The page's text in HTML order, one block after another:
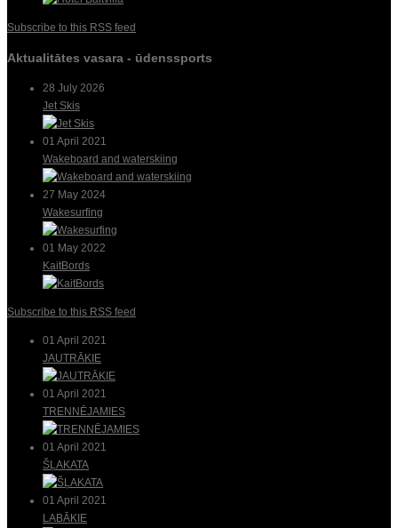
Subscribe to this RSS feed
Aktualitātes vasara - ūdenssports
28 July 2026
Jet Skis
01 April 2021
Wakeboard and waterskiing
27 May 2024
Wakesurfing
01 May 2022
KaitBords
Subscribe to this RSS feed
01 April 2021
JAUTRĀKIE
01 April 2021
TRENNĒJAMIES
01 April 2021
ŠĻAKATA
01 April 2021
LABĀKIE